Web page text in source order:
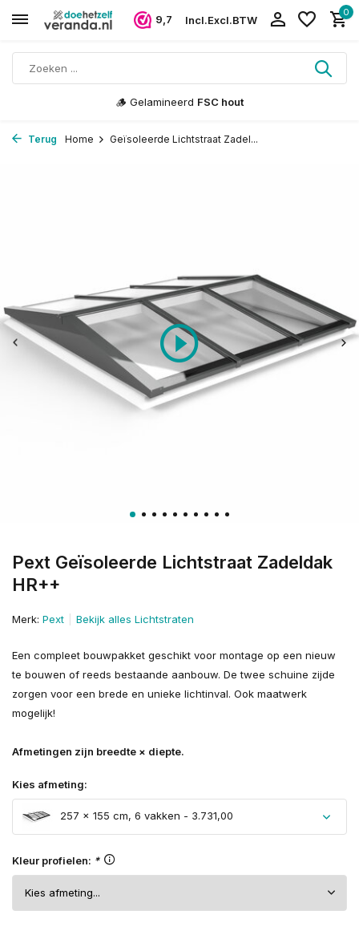
9,7 Incl.Excl.BTW
0
🪵 Gelamineerd FSC hout
Terug Home Geïsoleerde Lichtstraat Zadel...
Pext Geïsoleerde Lichtstraat Zadeldak
HR++
Merk: Pext Bekijk alles Lichtstraten
Een compleet bouwpakket geschikt voor montage op een nieuw
te bouwen of reeds bestaande aanbouw. De twee schuine zijde
zorgen voor een brede en unieke lichtinval. Ook maatwerk
mogelijk!
Afmetingen zijn breedte × diepte.
Kies afmeting:
257 × 155 cm, 6 vakken - 3.731,00
Kleur profielen: *